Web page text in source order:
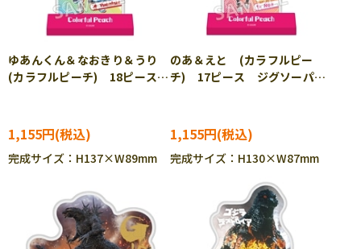
ゆあんくん＆なおきり＆うり
(カラフルピーチ) 18ピース
1,155円
完成サイズ：H137×W89mm
のあ＆えと (カラフルピー
チ) 17ピース ジグソーパズ
1,155円
完成サイズ：H130×W87mm